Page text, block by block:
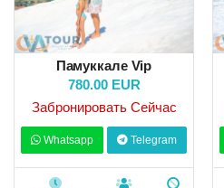
Памуккале Vip
780.00 EUR
Забронировать Сейчас
Whatsapp Telegram